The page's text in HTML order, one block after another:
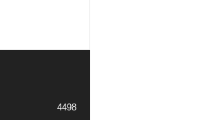
4498